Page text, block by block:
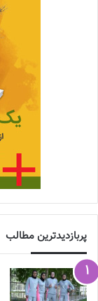
پربازدیدترین مطالب